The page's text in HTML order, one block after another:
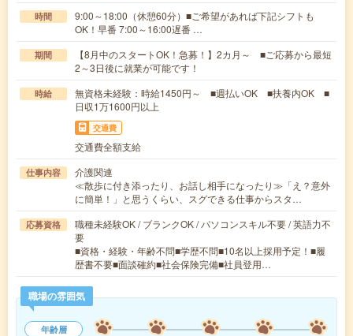
時間
9:00～18:00（休憩60分）■ご希望があれば下記シフトも
OK！早番 7:00～16:00遅番 …
期間
【8月中のスタートOK！急募！】2カ月～ ■ご応募から最短
2～3日後に就業が可能です！
時給
無資格未経験：時給1450円～ ■週払いOK ■扶養内OK ■
日収1万1600円以上
交通費
交通費全額支給
仕事内容
介護関連
≪散歩に付き添ったり、お話し相手になったり≫「え？意外
に簡単！」と思うくらい、スグできる仕事からスタ…
応募資格
職種未経験OK / ブランクOK / パソコンスキル不要 / 英語力不
要
■資格・経験・年齢不問■学歴不問■10名以上採用予定！■履
歴書不要■面談確約■社会保険完備■社員登用…
職場の雰囲気
年齢層